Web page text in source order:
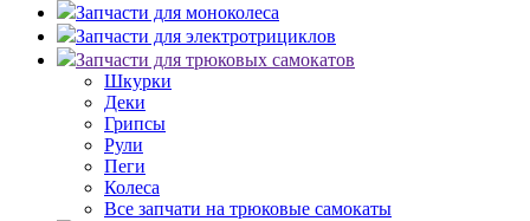
Запчасти для моноколеса
Запчасти для электротрициклов
Запчасти для трюковых самокатов
Шкурки
Деки
Грипсы
Рули
Пеги
Колеса
Все запчати на трюковые самокаты